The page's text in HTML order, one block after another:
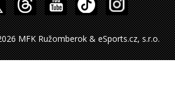
MFK Ružomberok & eSports.cz, s.r.o.